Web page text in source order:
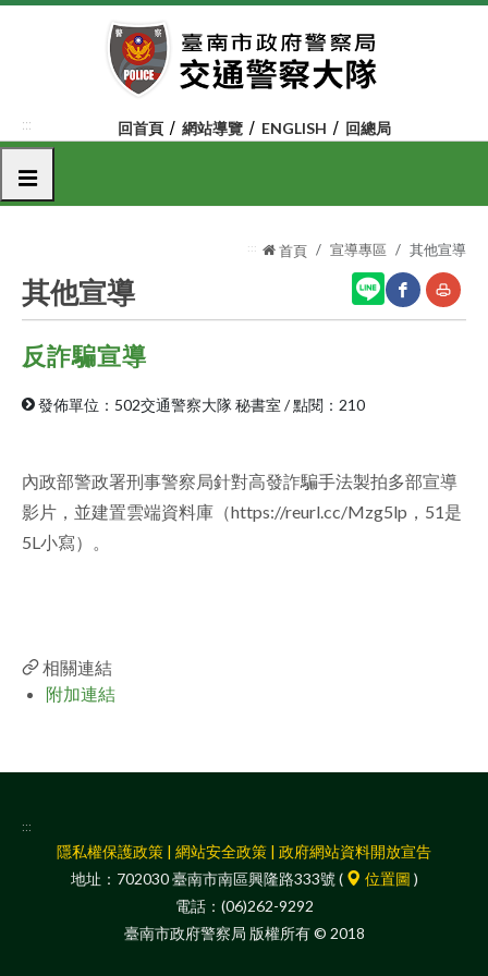
跳
容
塊
::: 回首頁 網站導覽 ENGLISH 回總局
選單
::: 首頁 宣導專區 其他宣導
其他宣導
至
facebook
反詐騙宣導
發佈單位：502交通警察大隊 秘書室 /點閱：210
內政部警政署刑事警察局針對高發詐騙手法製拍多部宣導
影片，並建置雲端資料庫（https://reurl.cc/Mzg5lp，51是
5L小寫）。
相關連結
附加連結
:::
隱私權保護政策 | 網站安全政策 | 政府網站資料開放宣告
地址：702030 臺南市南區興隆路333號 (
位置圖 )
電話：(06)262-9292
臺南市政府警察局 版權所有 © 2018